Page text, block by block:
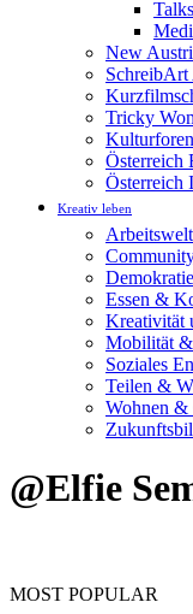
New
SchreibArt
Tricky
Kulturforen
Österreich
Österreich
Kreativ leben
Essen &
Kreativität
Mobilität &
Soziales
Teilen &
Wohnen &
@Elfie
MOST POPULAR